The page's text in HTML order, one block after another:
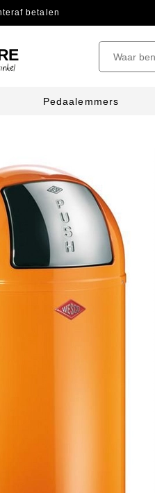
betalen
Pedaalemmers